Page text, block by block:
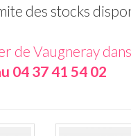
des stocks
de Vaugneray
04 37 41 54 02